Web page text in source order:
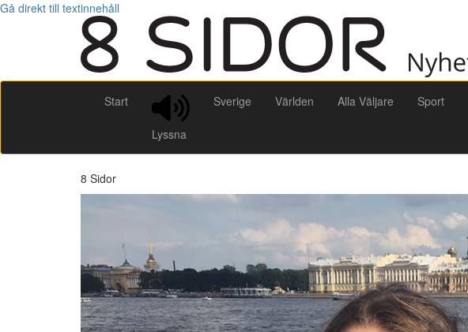
Gå direkt till textinnehåll
Start
Lyssna
Sverige Världen Alla Väljare Sport
8 Sidor